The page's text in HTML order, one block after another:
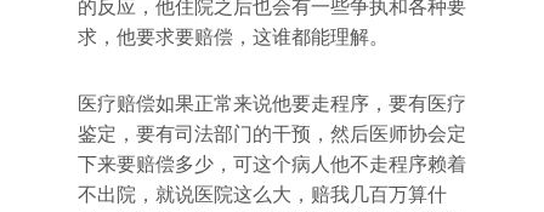
的反应，他住院之后也会有一些争执和各种要
求，他要求要赔偿，这谁都能理解。
医疗赔偿如果正常来说他要走程序，要有医疗
鉴定，要有司法部门的干预，然后医师协会定
下来要赔偿多少，可这个病人他不走程序赖着
不出院，就说医院这么大，赔我几百万算什